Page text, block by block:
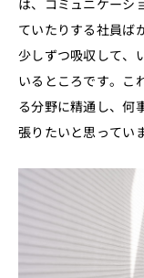
は、コミュニケーシ
ていたりする社員ば
少しずつ吸収して、
いるところです。こ
る分野に精通し、何
張りたいと思ってい